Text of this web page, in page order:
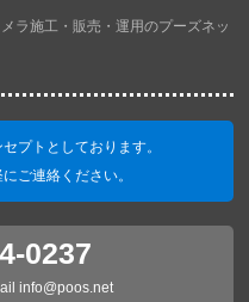
プトとしております。
ご連絡ください。
0237
info@poos.net